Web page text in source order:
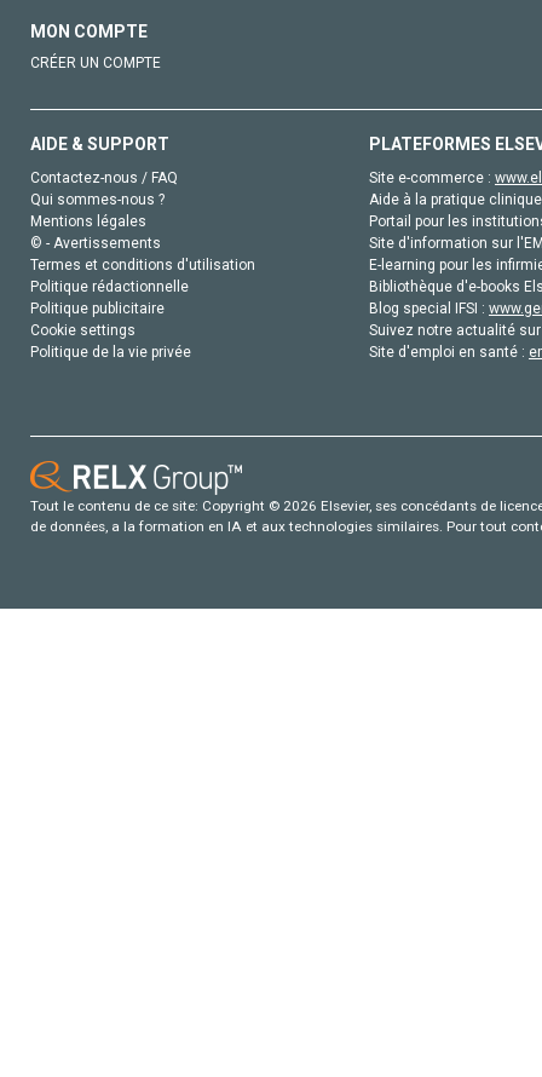
MON COMPTE
CRÉER UN COMPTE
AIDE & SUPPORT
Contactez-nous / FAQ
Qui sommes-nous ?
Mentions légales
© - Avertissements
Termes et conditions d'utilisation
Politique rédactionnelle
Politique publicitaire
Cookie settings
Politique de la vie privée
PLATEFORMES
Site e-commerce :
Aide à la pratique
Portail pour les
Site d'information sur
E-learning pour les
Bibliothèque d'e-books
Blog special IFSI :
Suivez notre actualité
Site d'emploi en santé :
Tout le contenu de ce site: Copyright © 2026 Elsevier, ses concédants de
de données, a la formation en IA et aux technologies similaires. Pour tout